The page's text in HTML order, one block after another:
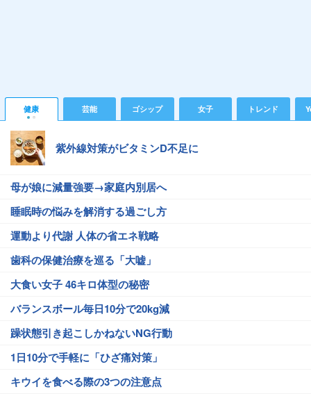
健康 芸能 ゴシップ 女子 トレンド
紫外線対策がビタミンD不足に
母が娘に減量強要→家庭内別居へ
睡眠時の悩みを解消する過ごし方
運動より代謝 人体の省エネ戦略
歯科の保健治療を巡る「大嘘」
大食い女子 46キロ体型の秘密
バランスボール毎日10分で20kg減
躁状態引き起こしかねないNG行動
1日10分で手軽に「ひざ痛対策」
キウイを食べる際の3つの注意点